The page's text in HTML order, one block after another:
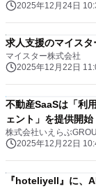
2025年12月24日
求人支援のマイス
マイスター株式会社
2025年12月22日
不動産SaaSは「利
ェント」を提供開
株式会社いえらぶ
2025年12月22日
『hoteliyell』に、